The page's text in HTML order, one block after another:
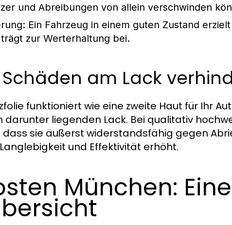
und Abreibungen von allein verschwinden
Ein Fahrzeug in einem guten Zustand
trägt zur Werterhaltung bei.
Schäden am Lack
funktioniert wie eine zweite Haut für Ihr
darunter liegenden Lack. Bei qualitativ
sie äußerst widerstandsfähig gegen
und Effektivität erhöht.
München: